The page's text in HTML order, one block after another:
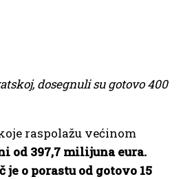
dosegnuli su gotovo 400
raspolažu većinom
od 397,7 milijuna eura.
je o porastu od gotovo 15